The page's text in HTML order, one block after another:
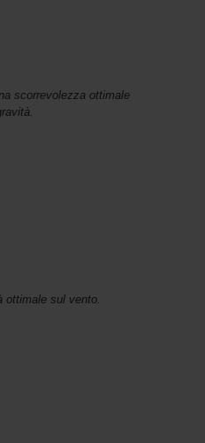
scorrevolezza ottimale
ottimale sul vento.